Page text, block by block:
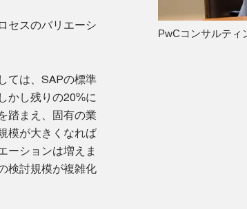
セスのバリエーシ
ては、SAPの標準
かし残りの20%に
踏まえ、固有の業
模が大きくなれば
ーションは増えま
検討規模が複雑化
PwCコンサルティ